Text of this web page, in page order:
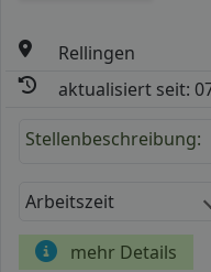
Rellingen
aktualisiert seit:
Stellenbeschreibung:
Arbeitszeit
mehr Details